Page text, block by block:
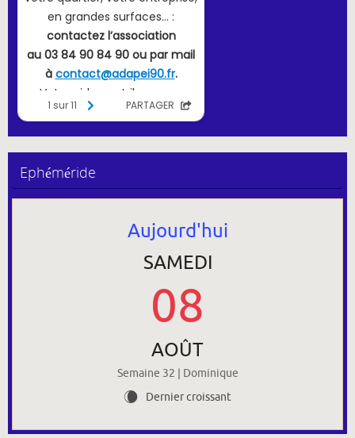
Ephéméride
Aujourd'hui
SAMEDI
08
AOÛT
Semaine 32 | Dominique
W Dernier croissant